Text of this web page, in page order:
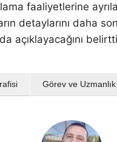
faaliyetlerine
detaylarını daha
açıklayacağını
Görev ve Uzmanlık